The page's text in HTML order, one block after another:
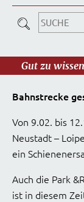
Gut zu
Bahnstrecke
Von 9.02. bis
Neustadt –
ein
Auch die Park
ist in diesem